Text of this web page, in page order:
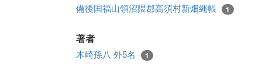
備後国福山領沼隈郡高須村新畑縄帳 1
著者
木崎孫八 外5名 1